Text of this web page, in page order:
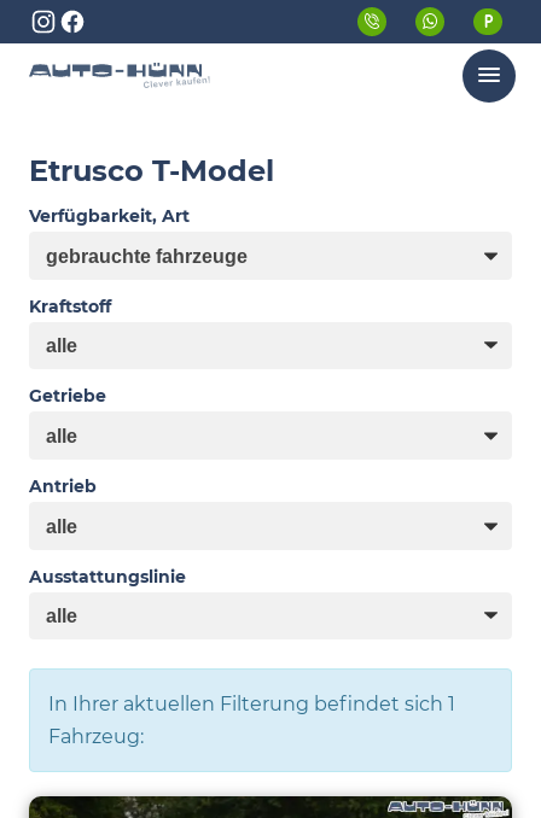
Menü
Etrusco T-Model
Verfügbarkeit, Art
Kraftstoff
Getriebe
Antrieb
Ausstattungslinie
In Ihrer aktuellen Filterung befindet sich 1
Fahrzeug: